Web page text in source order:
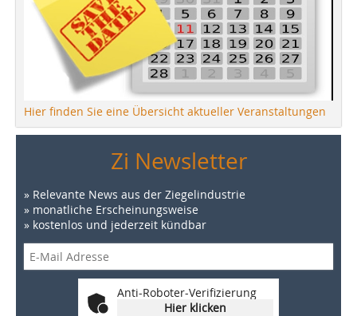
Hier finden Sie eine Übersicht aktueller Veranstaltungen
Zi Newsletter
» Relevante News aus der Ziegelindustrie
» monatliche Erscheinungsweise
» kostenlos und jederzeit kündbar
Anti-Roboter-Verifizierung
Hier klicken